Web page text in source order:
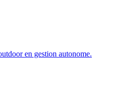
en gestion autonome.